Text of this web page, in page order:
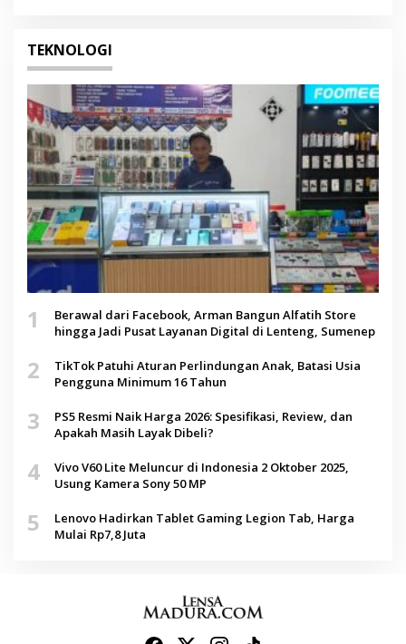
TEKNOLOGI
1
Berawal dari Facebook, Arman Bangun Alfatih Store
hingga Jadi Pusat Layanan Digital di Lenteng, Sumenep
2
TikTok Patuhi Aturan Perlindungan Anak, Batasi Usia
Pengguna Minimum 16 Tahun
3
PS5 Resmi Naik Harga 2026: Spesifikasi, Review, dan
Apakah Masih Layak Dibeli?
4
Vivo V60 Lite Meluncur di Indonesia 2 Oktober 2025,
Usung Kamera Sony 50 MP
5
Lenovo Hadirkan Tablet Gaming Legion Tab, Harga
Mulai Rp7,8 Juta